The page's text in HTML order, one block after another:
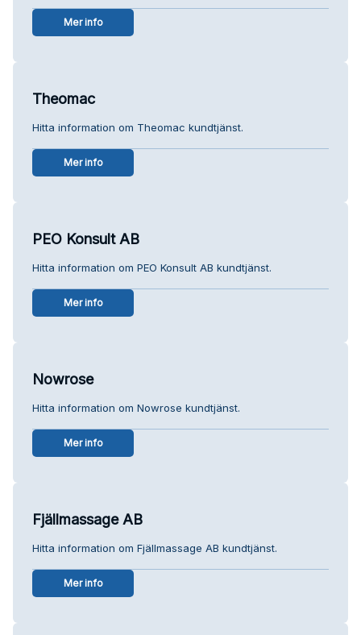
Mer info
Theomac
Hitta information om Theomac kundtjänst.
Mer info
PEO Konsult AB
Hitta information om PEO Konsult AB kundtjänst.
Mer info
Nowrose
Hitta information om Nowrose kundtjänst.
Mer info
Fjällmassage AB
Hitta information om Fjällmassage AB kundtjänst.
Mer info